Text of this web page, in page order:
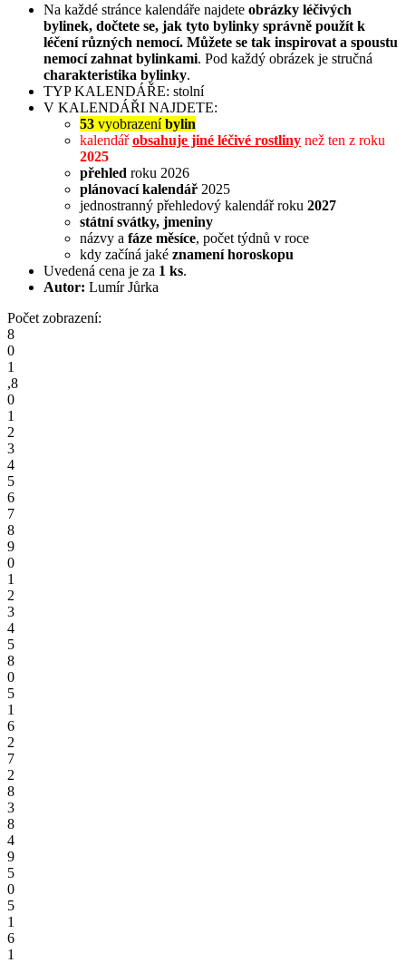
Na každé stránce kalendáře najdete obrázky léčivých
bylinek, dočtete se, jak tyto bylinky správně použít k
léčení různých nemocí. Můžete se tak inspirovat a spoustu
nemocí zahnat bylinkami. Pod každý obrázek je stručná
charakteristika bylinky.
TYP KALENDÁŘE: stolní
V KALENDÁŘI NAJDETE:
53 vyobrazeníbylin
kalendářobsahuje jiné léčivé rostliny než ten z roku
2025
přehled roku 2026
plánovací kalendář 2025
jednostranný přehledový kalendář roku 2027
státní svátky, jmeniny
názvy a fáze měsíce, počet týdnů v roce
kdy začíná jaké znamení horoskopu
Uvedená cena je za 1 ks.
Autor: Lumír Jůrka
Počet zobrazení:
8
0
1
,8
0
1
2
3
4
5
6
7
8
9
0
1
2
3
4
5
8
0
5
1
6
2
7
2
8
3
8
4
9
5
0
5
1
6
1